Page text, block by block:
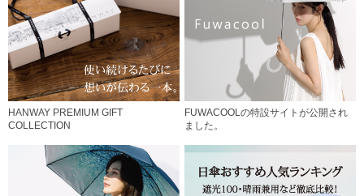
HANWAY PREMIUM GIFT
COLLECTION
FUWACOOLの特設サイトが公開され
ました。